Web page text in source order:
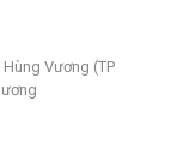
Vương (TP